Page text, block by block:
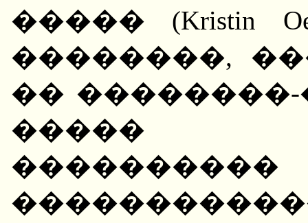
����� (Kristin
��������,
��
�����
����������